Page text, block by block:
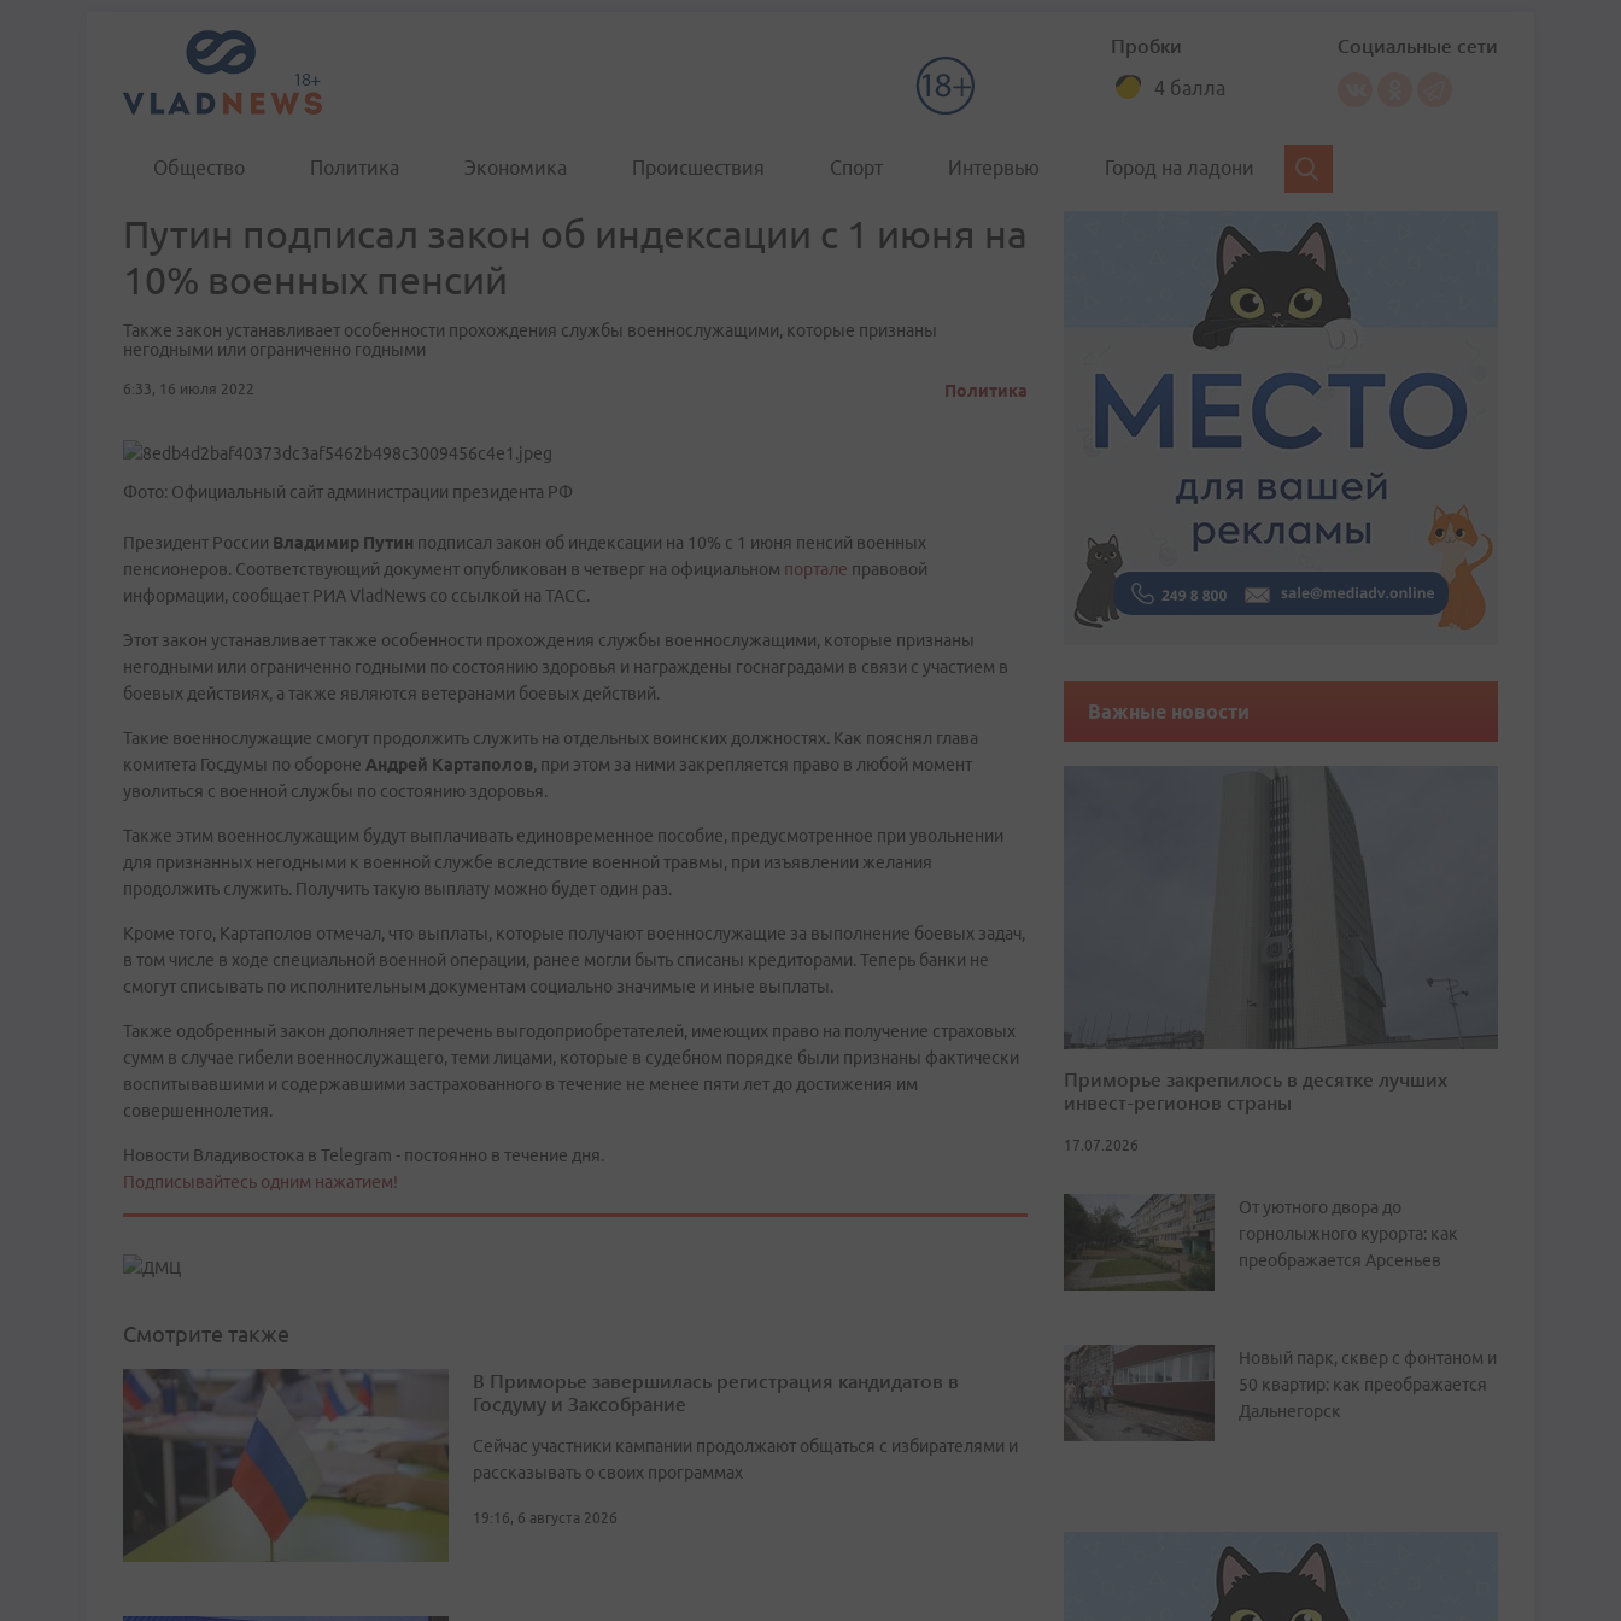
Пробки
4 балла
Социальные сети
Общество Политика Экономика Происшествия Спорт Интервью Город на ладони
Путин подписал закон об индексации с 1 июня на
10% военных пенсий
Также закон устанавливает особенности прохождения службы военнослужащими, которые признаны
негодными или ограниченно годными
6:33, 16 июля 2022 Политика
Фото: Официальный сайт администрации президента РФ
Президент России Владимир Путин подписал закон об индексации на 10% с 1 июня пенсий военных
пенсионеров. Соответствующий документ опубликован в четверг на официальном портале правовой
информации, сообщает РИА VladNews со ссылкой на ТАСС.
Этот закон устанавливает также особенности прохождения службы военнослужащими, которые признаны
негодными или ограниченно годными по состоянию здоровья и награждены госнаградами в связи с участием в
боевых действиях, а также являются ветеранами боевых действий.
Такие военнослужащие смогут продолжить служить на отдельных воинских должностях. Как пояснял глава
комитета Госдумы по обороне Андрей Картаполов, при этом за ними закрепляется право в любой момент
уволиться с военной службы по состоянию здоровья.
Также этим военнослужащим будут выплачивать единовременное пособие, предусмотренное при увольнении
для признанных негодными к военной службе вследствие военной травмы, при изъявлении желания
продолжить служить. Получить такую выплату можно будет один раз.
Кроме того, Картаполов отмечал, что выплаты, которые получают военнослужащие за выполнение боевых задач,
в том числе в ходе специальной военной операции, ранее могли быть списаны кредиторами. Теперь банки не
смогут списывать по исполнительным документам социально значимые и иные выплаты.
Также одобренный закон дополняет перечень выгодоприобретателей, имеющих право на получение страховых
сумм в случае гибели военнослужащего, теми лицами, которые в судебном порядке были признаны фактически
воспитывавшими и содержавшими застрахованного в течение не менее пяти лет до достижения им
совершеннолетия.
Новости Владивостока в Telegram - постоянно в течение дня.
Подписывайтесь одним нажатием!
Смотрите также
В Приморье завершилась регистрация кандидатов в
Госдуму и Заксобрание
Сейчас участники кампании продолжают общаться с избирателями и
рассказывать о своих программах
19:16, 6 августа 2026
Важные новости
Приморье закрепилось в десятке лучших
инвест-регионов страны
17.07.2026
От уютного двора до
горнолыжного курорта: как
преображается Арсеньев
Новый парк, сквер с фонтаном и
50 квартир: как преображается
Дальнегорск